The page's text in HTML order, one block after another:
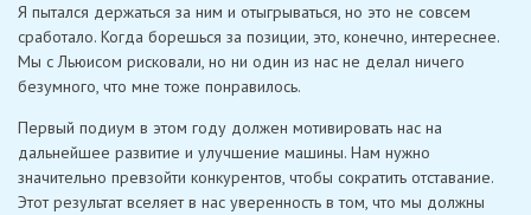
Я пытался держаться за ним и отыгрываться, но это не совсем
сработало. Когда борешься за позиции, это, конечно, интереснее.
Мы с Льюисом рисковали, но ни один из нас не делал ничего
безумного, что мне тоже понравилось.
Первый подиум в этом году должен мотивировать нас на
дальнейшее развитие и улучшение машины. Нам нужно
значительно превзойти конкурентов, чтобы сократить отставание.
Этот результат вселяет в нас уверенность в том, что мы должны